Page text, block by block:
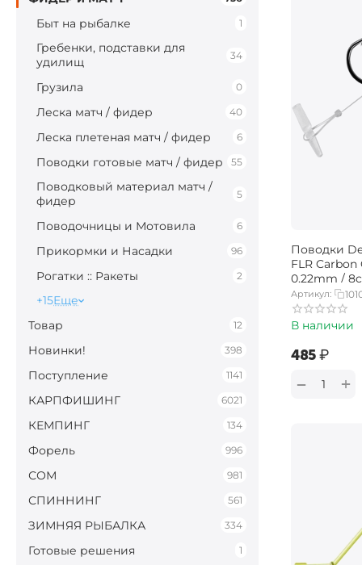
Поводки
FLR Carbon
0.22mm /
Артикул:
В наличии
‍485‍₽
+
−
Быт на рыбалке 1
Гребенки, подставки для
удилищ
34
Грузила 0
Леска матч / фидер 40
Леска плетеная матч / фидер 6
Поводки готовые матч / фидер 55
Поводковый материал матч /
фидер
5
Поводочницы и Мотовила 6
Прикормки и Насадки 96
Рогатки :: Ракеты 2
+15Еще
Товар
12
Новинки! 398
Поступление 1141
КАРПФИШИНГ 6021
КЕМПИНГ 134
Форель 996
СОМ 981
СПИННИНГ 561
ЗИМНЯЯ РЫБАЛКА 334
Готовые решения 1